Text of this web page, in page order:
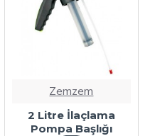
Zemzem
2 Litre İlaçlama
Pompa Başlığı